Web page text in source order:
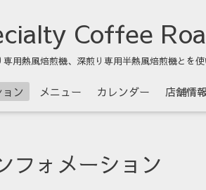
Coffee
用熱風焙煎機、深煎り専用半熱風焙煎機とを
ン メニュー カレンダー 店舗情
フォメーション